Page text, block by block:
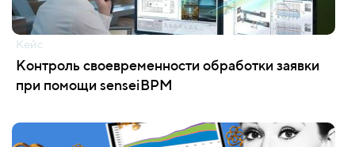
Кейс
Контроль своевременности обработки заявки
при помощи senseiBPM